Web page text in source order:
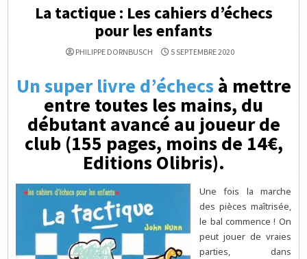
La tactique : Les cahiers d’échecs
pour les enfants
PHILIPPE DORNBUSCH 5 SEPTEMBRE 2020
Un super livre d’échecsà mettre
entre toutes les mains, du
débutant avancé au joueur de
club (155 pages, moins de 14€,
Editions Olibris).
Une fois la marche
des pièces maîtrisée,
le bal commence ! On
peut jouer de vraies
parties, dans